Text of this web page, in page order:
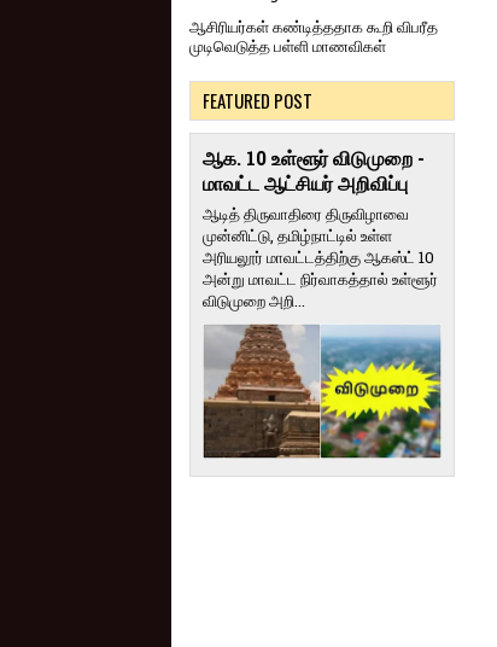
ஆசிரியர்கள் கண்டித்ததாக கூறி விபரீத
முடிவெடுத்த பள்ளி மாணவிகள்
FEATURED POST
ஆக. 10 உள்ளூர் விடுமுறை -
மாவட்ட ஆட்சியர் அறிவிப்பு
ஆடித் திருவாதிரை திருவிழாவை
முன்னிட்டு, தமிழ்நாட்டில் உள்ள
அரியலூர் மாவட்டத்திற்கு ஆகஸ்ட் 10
அன்று மாவட்ட நிர்வாகத்தால் உள்ளூர்
விடுமுறை அறி...